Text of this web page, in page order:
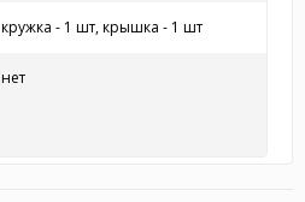
кружка - 1 шт, крышка - 1 шт
нет